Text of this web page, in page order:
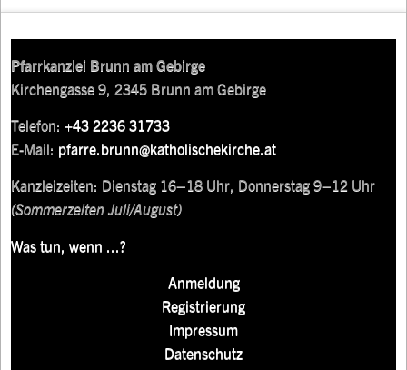
Pfarrkanzlei Brunn am Gebirge
Kirchengasse 9, 2345 Brunn am Gebirge
Telefon:+43 2236 31733
E-Mail: pfarre.brunn@katholischekirche.at
Kanzleizeiten: Dienstag 16–18 Uhr, Donnerstag 9–12 Uhr
(Sommerzeiten Juli/August)
Was tun, wenn ...?
Anmeldung
Registrierung
Impressum
Datenschutz